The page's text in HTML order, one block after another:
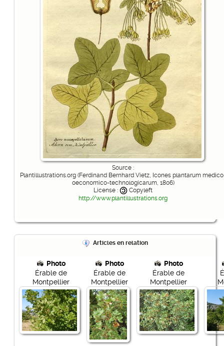
Source :
Plantillustrations.org (Ferdinand Bernhard Vietz, Icones plantarum
oeconomico-technologicarum, 1806)
License :
Copyleft
http://www.plantillustrations.org
Articles en relation
Photo
Érable de
Montpellier
Photo
Érable de
Montpellier
Photo
Érable de
Montpellier